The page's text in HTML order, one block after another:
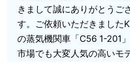
きまして誠にありがとうご
す。ご依頼いただきました
の蒸気機関車「C56 1-201
市場でも大変人気の高いモ